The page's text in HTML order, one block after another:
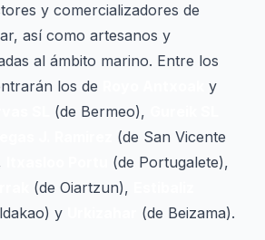
y comercializadores de
así como artesanos y
al ámbito marino. Entre los
los de
y
(de Bermeo),
(de San Vicente
(de Portugalete),
(de Oiartzun),
y (de Beizama).